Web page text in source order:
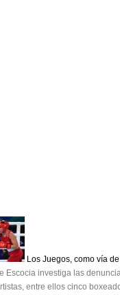
Los Juegos, como vía
Escocia investiga las
entre ellos cinco